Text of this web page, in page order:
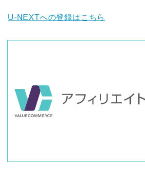
U-NEXTへの登録はこちら